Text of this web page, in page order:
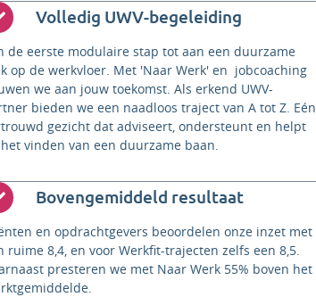
Volledig UWV-begeleiding
de eerste modulaire stap tot aan een duurzame
op de werkvloer. Met 'Naar Werk' en jobcoaching
we aan jouw toekomst. Als erkend UWV-
bieden we een naadloos traject van A tot Z. Eén
gezicht dat adviseert, ondersteunt en helpt
vinden van een duurzame baan.
Bovengemiddeld resultaat
en opdrachtgevers beoordelen onze inzet met
ruime 8,4, en voor Werkfit-trajecten zelfs een 8,5.
presteren we met Naar Werk 55% boven het